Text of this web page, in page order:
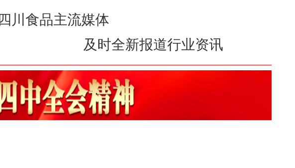
四川食品主流媒体
及时全新报道行业资讯